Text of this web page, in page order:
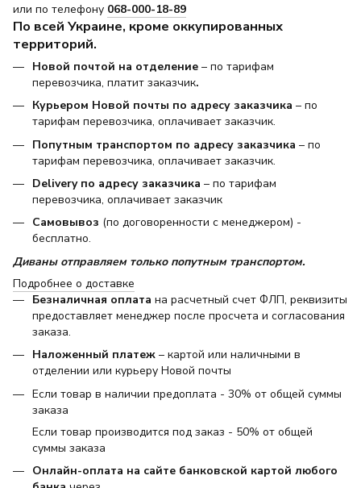
или по телефону 068-000-18-89
По всей Украине, кроме оккупированных
территорий.
Новой почтой на отделение – по тарифам
перевозчика, платит заказчик.
Курьером Новой почты по адресу заказчика – по
тарифам перевозчика, оплачивает заказчик.
Попутным транспортом по адресу заказчика – по
тарифам перевозчика, оплачивает заказчик.
Delivery по адресу заказчика – по тарифам
перевозчика, оплачивает заказчик
Самовывоз (по договоренности с менеджером) -
бесплатно.
Диваны отправляем только попутным транспортом.
Подробнее о доставке
Безналичная оплата на расчетный счет ФЛП, реквизиты
предоставляет менеджер после просчета и согласования
заказа.
Наложенный платеж – картой или наличными в
отделении или курьеру Новой почты
Если товар в наличии предоплата - 30% от общей суммы
заказа
Если товар производится под заказ - 50% от общей
суммы заказа
Онлайн-оплата на сайте банковской картой любого